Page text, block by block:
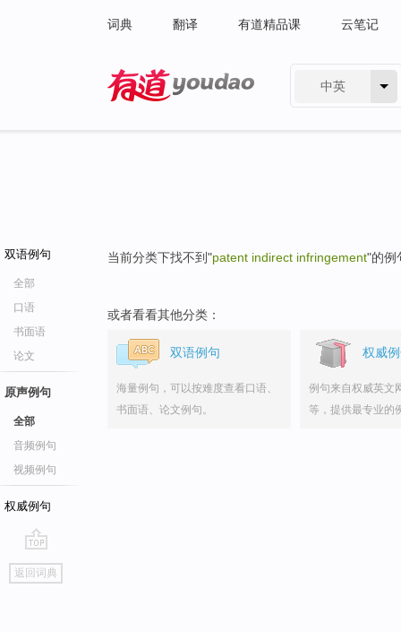
词典 翻译 有道精品课 云笔记
中英
双语例句
全部
口语
书面语
论文
原声例句
全部
音频例句
视频例句
权威例句
go
top
返回词典
当前分类下找不到"patent indirect infringement"的例
或者看看其他分类：
双语例句
海量例句，可以按难度查看口语、
书面语、论文例句。
权威
例句来自权威英文
等，提供最专业的